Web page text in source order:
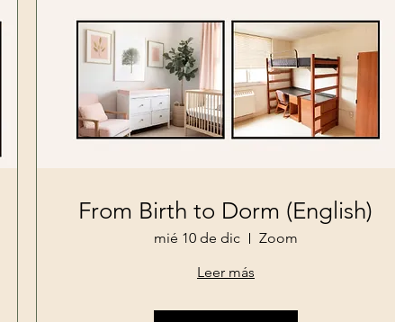
From Birth to Dorm (English)
mié 10 de dic
Zoom
Leer más